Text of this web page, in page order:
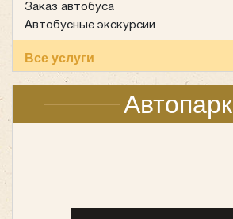
Заказ автобуса
Автобусные экскурсии
Все услуги
Автопарк